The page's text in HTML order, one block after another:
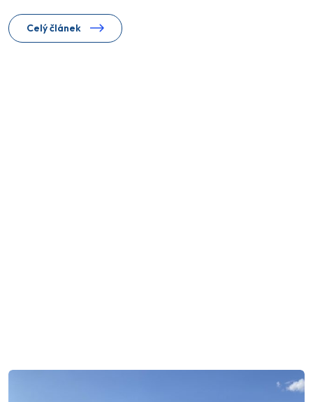
Celý článek